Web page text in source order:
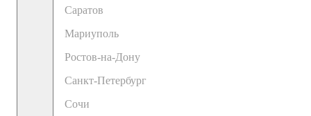
Саратов
Мариуполь
Ростов-на-Дону
Санкт-Петербург
Сочи